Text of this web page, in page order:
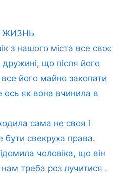
ЖИЗНЬ
з нашого міста все своє
що після його
його майно закопати
ось як вона вчинила в
сама не своя і
свекруха права.
чоловіка, що він
нам треба роз лучитися .